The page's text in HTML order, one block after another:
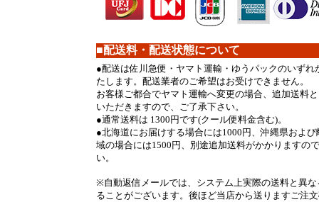
■配送料・配送状態について
●配送は佐川急便・ヤマト運輸・ゆうパックのいずれ
たします。配送業者のご希望はお受けできません。
お客様ご都合でヤマト運輸へ変更の場合、追加送料
いただきますので、ご了承下さい。
●通常送料は 1300円です(クール便料金含む)。
●北海道にお届けする場合には1000円、沖縄県およ
域の場合には1500円、別途追加送料がかかりますの
い。
※自動返信メールでは、システム上実際の送料と異
ることがございます。後ほど当店から送りますご注